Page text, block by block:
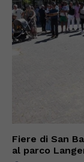
Fiere di San
al parco